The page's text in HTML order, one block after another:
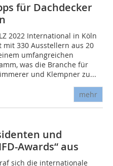
für Dachdecker
2022 International in Köln
mit 330 Ausstellern aus 20
umfangreichen
was die Branche für
und Klempner zu...
mehr
und
Awards“ aus
sich die internationale